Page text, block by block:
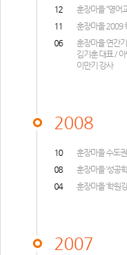
12
훈장마을 “영어
11
훈장마을 2009
06
훈장마을 연간
김기훈 대표 /
이만기 강사
2008
10
훈장마을 수도
08
훈장마을 ‘성공
04
훈장마을 ‘학원
2007